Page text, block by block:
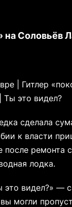
на Соловьёв
| Гитлер
Ты это видел?
сделала
к власти
после ремонта
лодка.
видел?» —
могли